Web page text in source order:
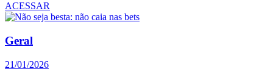
ACESSAR
Geral
21/01/2026